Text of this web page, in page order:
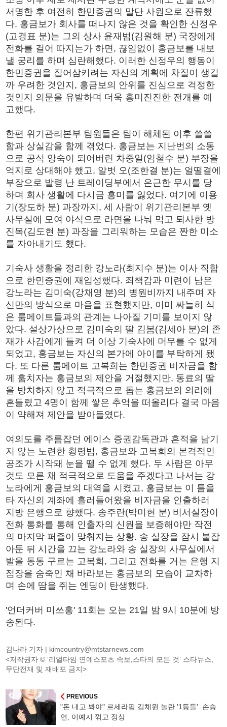
서명한 후 여전히 한민증권의 말단 사원으로 잔류했
다. 홍금보가 회사를 떠나지 않은 것을 확인한 신정우
(고경표 분)는 그의 상사 윤재범(김원해 분) 국장에게
전화를 걸어 따지는가 하면, 끊임없이 홍금보를 내보
낼 궁리를 하며 심란해했다. 이러한 신정우의 행동이
한민증권을 집어삼키려는 자신의 계획에 차질이 생길
까 우려한 것인지, 홍금보의 안위를 진심으로 걱정한
것인지 의문을 유발하며 더욱 흥미진진한 전개를 예
고했다.
한편 위기관리본부 팀원들은 팀이 해체된 이후 쓸쓸
함과 상실감을 함께 겪었다. 홍금보는 지난번의 소동
으로 공식 앙숙이 되어버린 차중일(임철수 분) 부장을
억지로 상대해야 했고, 알벗 오(조한결 분)는 얼떨결에
부장으로 발령 난 트레이딩부에서 은근한 무시를 당
하며 회사 생활에 다시금 흥미를 잃었다. 여기에 이용
기(장도하 분) 과장까지, 세 사람이 위기관리본부 옛
사무실에 모여 야식으로 라면을 나눠 먹고 퇴사한 방
진목(김도현 분) 과장을 그리워하는 모습은 짠한 미소
를 자아내기도 했다.
기숙사 생활을 정리한 강노라(최지수 분)는 이사 직함
으로 한민증권에 재입성했다. 죄책감과 미련이 남은
강노라는 김미숙(강채영 분)의 병원비까지 내주며 자
신만의 방식으로 마음을 표현했지만, 이미 싸늘히 식
은 룸메이트들과의 관계는 나아질 기미를 보이지 않
았다. 설상가상으로 김미숙의 딸 김봄(김세아 분)의 존
재가 사감에게 들켜 더 이상 기숙사에 머무를 수 없게
되었고, 홍금보는 자신의 본가에 아이를 부탁하게 됐
다. 또 다른 룸메이트 고복희는 한민증권 비자금을 함
께 훔치자는 홍금보의 제안을 거절했지만, 동료의 딸
을 방치하지 않고 적극적으로 돕는 홍금보의 의리에
흔들렸고 4명이 함께 쌓은 추억을 떠올리다 결국 마음
이 약해져 제안을 받아들였다.
여의도를 주름잡던 에이스 증권감독관과 흔적을 남기
지 않는 노련한 횡령범, 홍금보와 고복희의 본격적인
공조가 시작돼 눈을 뗄 수 없게 했다. 두 사람은 아무
것도 모른 채 적극적으로 도움을 주겠다고 나서는 강
노라에게 홍금보의 대역을 시켰고, 홍금보는 이 틈을
타 자신의 계좌에 흘러들어왔을 비자금을 인출하러
지방 은행으로 향했다. 송주란(박미현 분) 비서실장이
전화 통화를 통해 인출자의 신원을 보증해야만 작전
의 마지막 퍼즐이 맞춰지는 상황. 송 실장을 잠시 붙잡
아둔 뒤 시간을 끄는 강노라와 송 실장의 사무실에서
발을 동동 구르는 고복희, 그리고 전화를 거는 은행 지
점장을 숨죽인 채 바라보는 홍금보의 모습이 교차하
며 손에 땀을 쥐는 엔딩이 탄생했다.
'언더커버 미쓰홍' 11회는 오는 21일 밤 9시 10분에 방
송된다.
김나라 기자 | kimcountry@mtstarnews.com
<저작권자 © ‘리얼타임 연예스포츠 속보,스타의 모든 것’ 스타뉴스,
무단전재 및 재배포 금지>
PREVIOUS
"돈 내고 봐야" 르세라핌 김채원 놀란 '1등들'..손승
연, 이예지 꺾고 정상